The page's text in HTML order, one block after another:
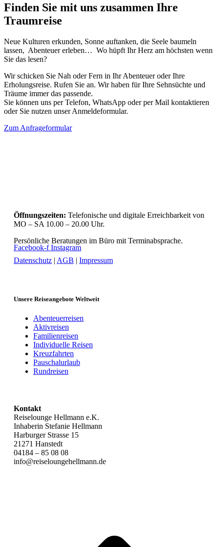
Finden Sie mit uns zusammen Ihre
Traumreise
Neue Kulturen erkunden, Sonne auftanken, die Seele baumeln
lassen, Abenteuer erleben… Wo hüpft Ihr Herz am höchsten wenn
Sie das lesen?
Wir schicken Sie Nah oder Fern in Ihr Abenteuer oder Ihre
Erholungsreise. Rufen Sie an. Wir haben für Ihre Sehnsüchte und
Träume immer das passende.
Sie können uns per Telefon, WhatsApp oder per Mail kontaktieren
oder Sie nutzen unser Anmeldeformular.
Zum Anfrageformular
Öffnungszeiten: Telefonische und digitale Erreichbarkeit von
MO – SA 10.00 – 20.00 Uhr.
Persönliche Beratungen im Büro mit Terminabsprache.
Facebook-f Instagram
Datenschutz | AGB | Impressum
Unsere Reiseangebote Weltweit
Abenteuerreisen
Aktivreisen
Familienreisen
Individuelle Reisen
Kreuzfahrten
Pauschalurlaub
Rundreisen
Kontakt
Reiselounge Hellmann e.K.
Inhaberin Stefanie Hellmann
Harburger Strasse 15
21271 Hanstedt
04184 – 85 08 08
info@reiseloungehellmann.de